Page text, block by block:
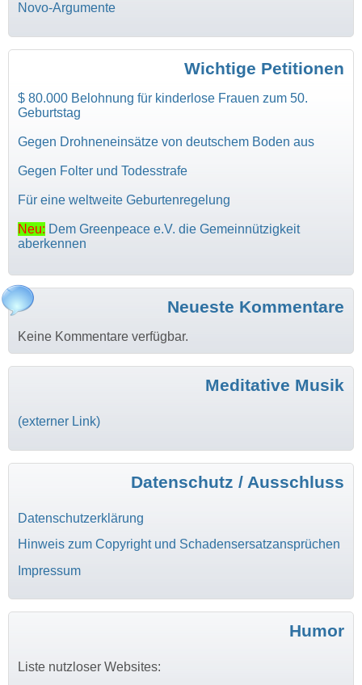
Novo-Argumente
Wichtige Petitionen
$ 80.000 Belohnung für kinderlose Frauen zum 50.
Geburtstag
Gegen Drohneneinsätze von deutschem Boden aus
Gegen Folter und Todesstrafe
Für eine weltweite Geburtenregelung
Neu: Dem Greenpeace e.V. die Gemeinnützigkeit
aberkennen
Neueste Kommentare
Keine Kommentare verfügbar.
Meditative Musik
(externer Link)
Datenschutz / Ausschluss
Datenschutzerklärung
Hinweis zum Copyright und Schadensersatzansprüchen
Impressum
Humor
Liste nutzloser Websites: